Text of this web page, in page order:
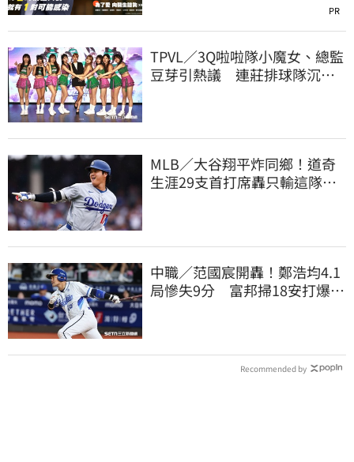
PR
TPVL／3Q啦啦隊小魔女、總監
豆芽引熱議 連莊排球隊沉默6
MLB／大谷翔平炸同鄉！道奇
生涯29支首打席轟只輸這隊
中職／范國宸開轟！鄭浩均4.1
局慘失9分 富邦掃18安打爆兄
Recommended by